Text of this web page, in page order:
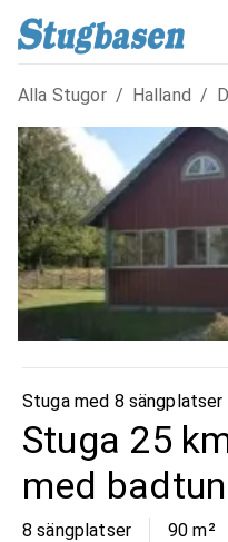
Alla Stugor / Halland /
Stuga med 8 sängplatser
Stuga 25
med
8 sängplatser 90 m²